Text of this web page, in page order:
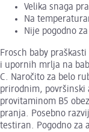
Velika snaga
Na
Nije pogodno
Frosch baby
i upornih mrlja na
C. Naročito za belo
prirodnim, površinski
provitaminom B5
pranja. Posebno
testiran. Pogodno za